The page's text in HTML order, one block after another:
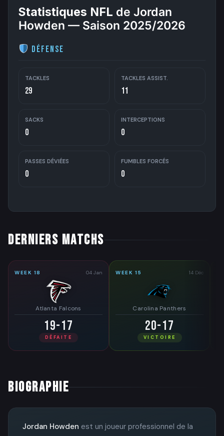
Statistiques NFL de Jordan
Howden — Saison 2025/2026
Défense
TACKLES
29
TACKLES ASSIST.
11
SACKS
0
INTERCEPTIONS
0
PASSES DÉVIÉES
0
FUMBLES FORCÉS
0
DERNIERS MATCHS
WEEK 18 04 Jan
Atlanta Falcons
19-17
DÉFAITE
WEEK 15 14 Déc
Carolina Panthers
20-17
VICTOIRE
BIOGRAPHIE
Jordan Howden est un joueur professionnel de la